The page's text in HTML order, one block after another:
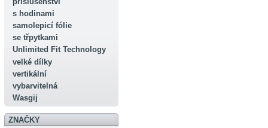
s hodinami
samolepicí fólie
se třpytkami
Unlimited Fit Technology
velké dílky
vertikální
vybarvitelná
Wasgij
ZNAČKY